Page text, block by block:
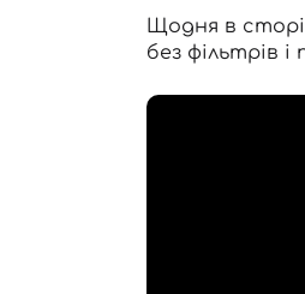
Щодня в
без фільтрів і